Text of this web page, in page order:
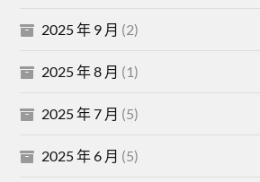
2025 年 9 月 (2)
2025 年 8 月 (1)
2025 年 7 月 (5)
2025 年 6 月 (5)